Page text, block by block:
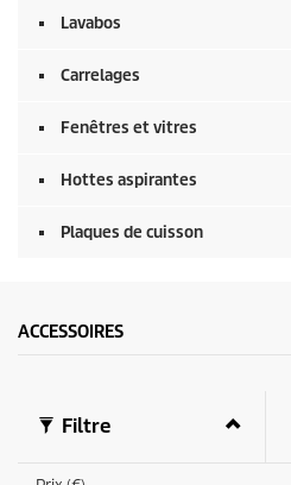
Lavabos
Carrelages
Fenêtres et vitres
Hottes aspirantes
Plaques de cuisson
ACCESSOIRES
Filtre